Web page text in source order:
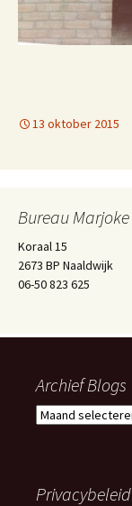
13 oktober 2015
Bureau Marjoke
Koraal 15
2673 BP Naaldwijk
06-50 823 625
Archief Blogs
Archief
Privacybeleid